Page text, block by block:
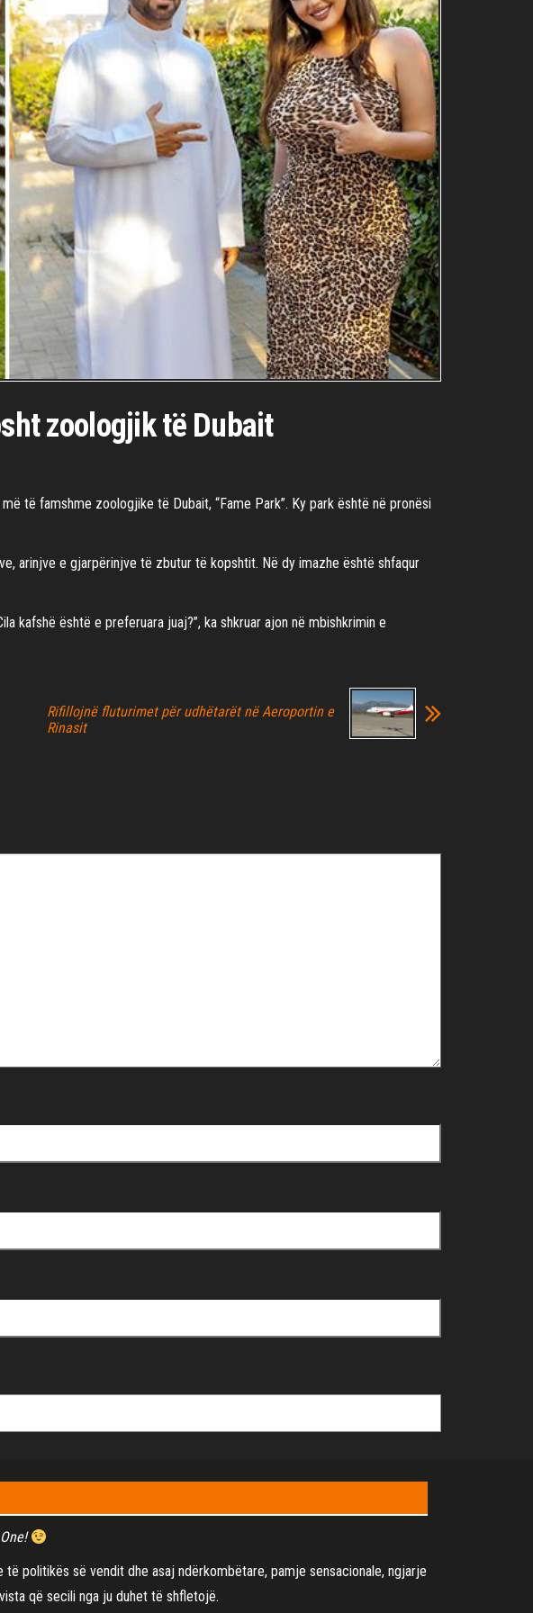
zoologjik të Dubait
të famshme zoologjike të Dubait, “Fame Park”. Ky park është në pronësi
arinjve e gjarpërinjve të zbutur të kopshtit. Në dy imazhe është shfaqur
kafshë është e preferuara juaj?”, ka shkruar ajon në mbishkrimin e
Rifillojnë fluturimet për udhëtarët në Aeroportin e
Rinasit
politikës së vendit dhe asaj ndërkombëtare, pamje sensacionale, ngjarje
që secili nga ju duhet të shfletojë.